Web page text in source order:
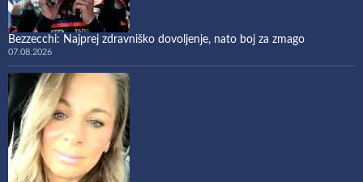
Bezzecchi: Najprej zdravniško dovoljenje, nato boj za zmago
07.08.2026